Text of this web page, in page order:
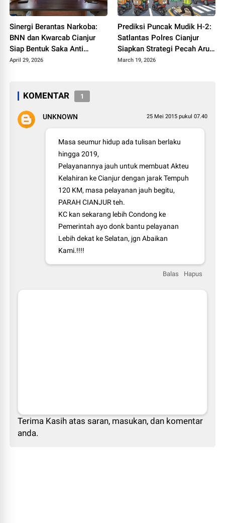
Sinergi Berantas Narkoba:
BNN dan Kwarcab Cianjur
Siap Bentuk Saka Anti
Narkotika
April 29, 2026
Prediksi Puncak Mudik H-2:
Satlantas Polres Cianjur
Siapkan Strategi Pecah Arus
ke Jalur Alternatif
March 19, 2026
KOMENTAR 1
UNKNOWN 25 Mei 2015 pukul 07.40
Masa seumur hidup ada tulisan berlaku
hingga 2019,
Pelayanannya jauh untuk membuat Akteu
Kelahiran ke Cianjur dengan jarak Tempuh
120 KM, masa pelayanan jauh begitu,
PARAH CIANJUR teh.
KC kan sekarang lebih Condong ke
Pemerintah ayo donk bantu pelayanan
Lebih dekat ke Selatan, jgn Abaikan
Kami.!!!!
Balas Hapus
Terima Kasih atas saran, masukan, dan komentar
anda.